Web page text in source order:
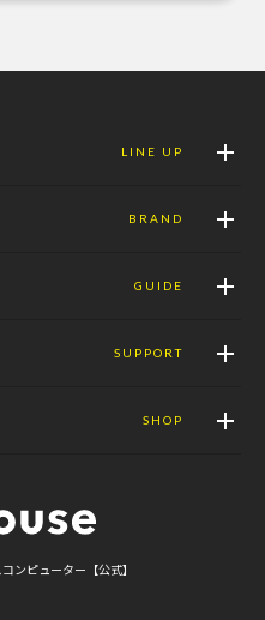
LINE UP
BRAND
GUIDE
SUPPORT
SHOP
ンピューター【公式】